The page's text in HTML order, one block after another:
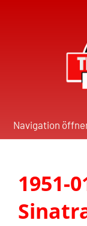
Navigation
1951-